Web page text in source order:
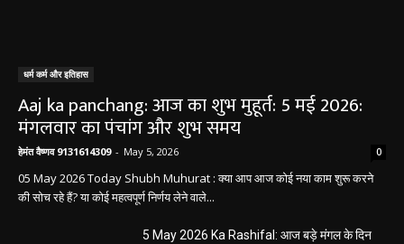
धर्म कर्म और इतिहास
Aaj ka panchang: आज का शुभ मुहूर्त: 5 मई 2026:
मंगलवार का पंचांग और शुभ समय
हेमंत वैष्णव 9131614309 - May 5, 2026 0
05 May 2026 Today Shubh Muhurat : क्या आप आज कोई नया काम शुरू करने
की सोच रहे हैं? या कोई महत्वपूर्ण निर्णय लेने वाले...
5 May 2026 Ka Rashifal: आज बड़े मंगल के दिन